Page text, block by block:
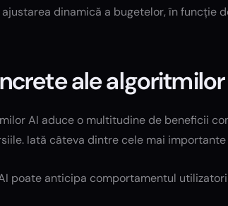
dinamică a bugetelor, în funcție
ale
AI aduce o multitudine de beneficii
Iată câteva dintre cele mai
poate anticipa comportamentul